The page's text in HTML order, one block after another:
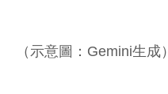
（示意圖：Gemini生成）